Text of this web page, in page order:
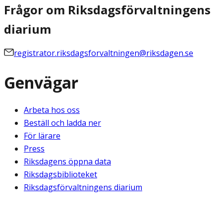
Frågor om Riksdagsförvaltningens
diarium
registrator.riksdagsforvaltningen@riksdagen.se
Genvägar
Arbeta hos oss
Beställ och ladda ner
För lärare
Press
Riksdagens öppna data
Riksdagsbiblioteket
Riksdagsförvaltningens diarium